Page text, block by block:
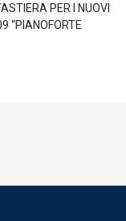
PER I NUOVI
“PIANOFORTE